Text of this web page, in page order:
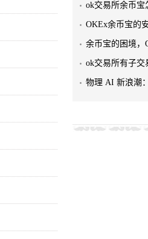
ok交易所余币宝
OKEx余币宝的
余币宝的困境，
ok交易所有子交
物理 AI 新浪潮